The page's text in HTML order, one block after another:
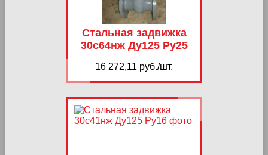
Стальная задвижка
30с64нж Ду125 Ру25
16 272,11 руб./шт.